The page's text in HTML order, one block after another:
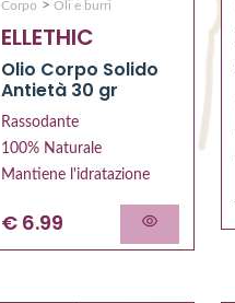
Corpo > Oli e burri
ELLETHIC
Olio Corpo Solido
Antietà 30 gr
Rassodante
100% Naturale
Mantiene l'idratazione
€ 6.99